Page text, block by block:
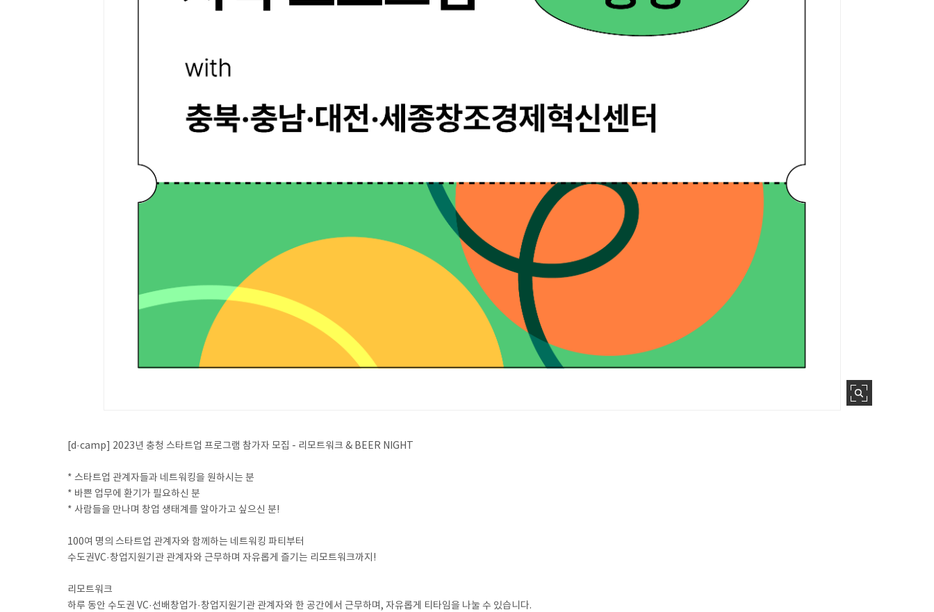
[d·camp] 2023년 충청 스타트업 프로그램 참가자 모집 - 리모트워크 & BEER NIGHT
* 스타트업 관계자들과 네트워킹을 원하시는 분
* 바쁜 업무에 환기가 필요하신 분
* 사람들을 만나며 창업 생태계를 알아가고 싶으신 분!
100여 명의 스타트업 관계자와 함께하는 네트워킹 파티부터
수도권VC·창업지원기관 관계자와 근무하며 자유롭게 즐기는 리모트워크까지!
리모트워크
하루 동안 수도권 VC·선배창업가·창업지원기관 관계자와 한 공간에서 근무하며, 자유롭게 티타임을 나눌 수 있습니다.